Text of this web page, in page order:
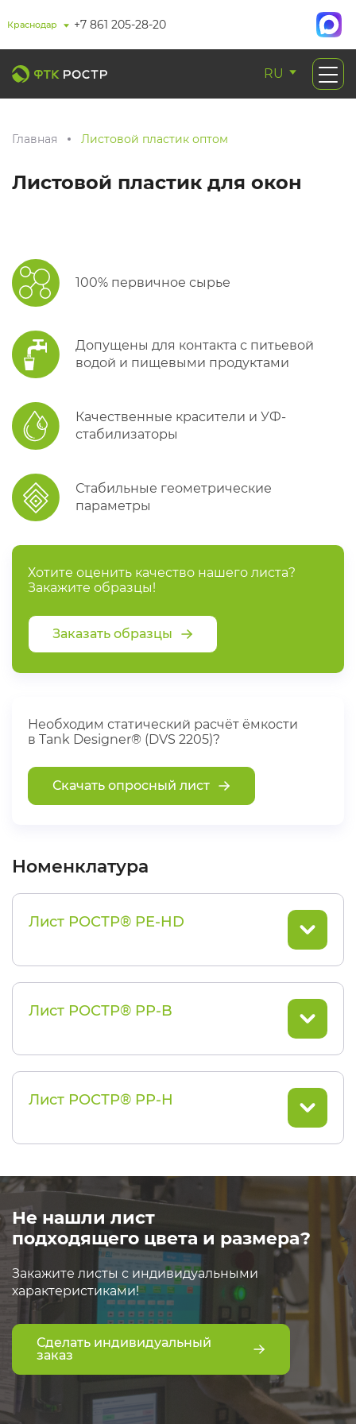
Краснодар +7 861 205-28-20
RU
Главная Листовой пластик оптом
Листовой пластик для окон
100% первичное сырье
Допущены для контакта с питьевой
водой и пищевыми продуктами
Качественные красители и УФ-
стабилизаторы
Стабильные геометрические
параметры
Хотите оценить качество нашего листа?
Закажите образцы!
Заказать образцы
Необходим статический расчёт ёмкости
в Tank Designer® (DVS 2205)?
Скачать опросный лист
Номенклатура
Лист РОСТР® PE-HD
Лист РОСТР® PP-B
Лист РОСТР® PP-H
Не нашли лист
подходящего цвета и размера?
Закажите листы с индивидуальными
характеристиками!
Сделать индивидуальный
заказ